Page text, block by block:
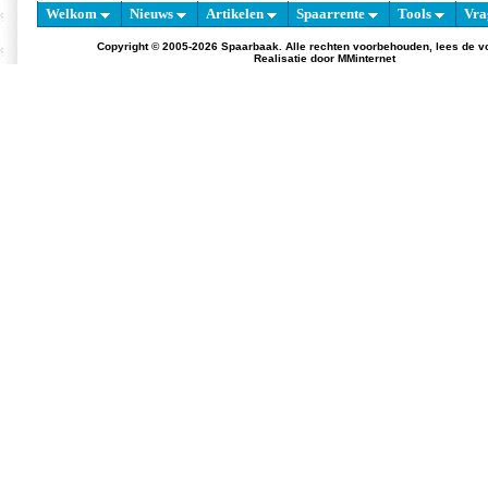
Welkom Nieuws Artikelen Spaarrente Tools
Copyright © 2005-2026 Spaarbaak. Alle rechten voorbehouden, lees de
Realisatie door MMinternet